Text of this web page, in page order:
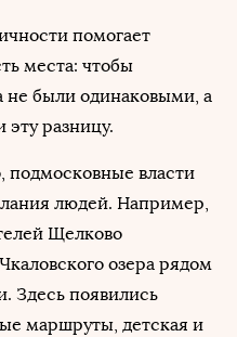
помогает
места: чтобы
не были одинаковыми, а
разницу.
подмосковные власти
людей. Например,
Щелково
озера рядом
Здесь появились
маршруты, детская и